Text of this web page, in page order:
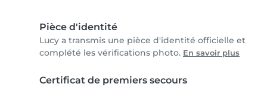
Pièce d'identité
Lucy a transmis une pièce d'identité officielle et
complété les vérifications photo. En savoir plus
Certificat de premiers secours